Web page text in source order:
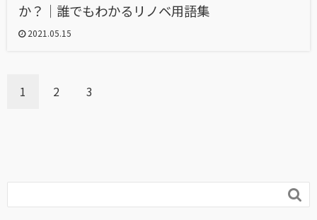
か？｜誰でもわかるリノベ用語集
2021.05.15
1 2 3
